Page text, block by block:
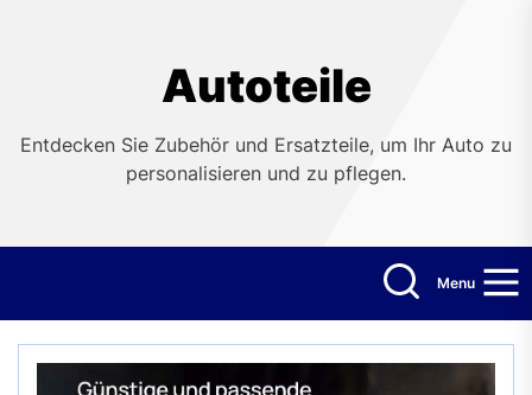
Autoteile
Entdecken Sie Zubehör und Ersatzteile, um Ihr Auto zu
personalisieren und zu pflegen.
Menu